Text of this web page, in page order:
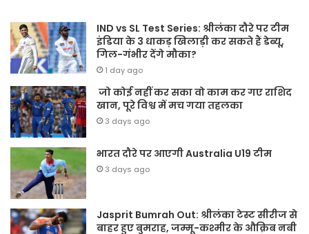
IND vs SL Test Series: श्रीलंका दौरे पर टीम
इंडिया के 3 धाकड़ खिलाड़ी कर सकते हैं डेब्यू,
गिल-गंभीर देंगे मौका?
1 day ago
जो कोई नहीं कर सका वो काम कर गए राशिद
खान, पूरे विश्व में मच गया तहलका
3 days ago
भारत दौरे पर आएगी Australia U19 टीम
3 days ago
Jasprit Bumrah Out: श्रीलंका टेस्ट सीरीज से
बाहर हुए बुमराह, जम्मू-कश्मीर के औक़िब नबी